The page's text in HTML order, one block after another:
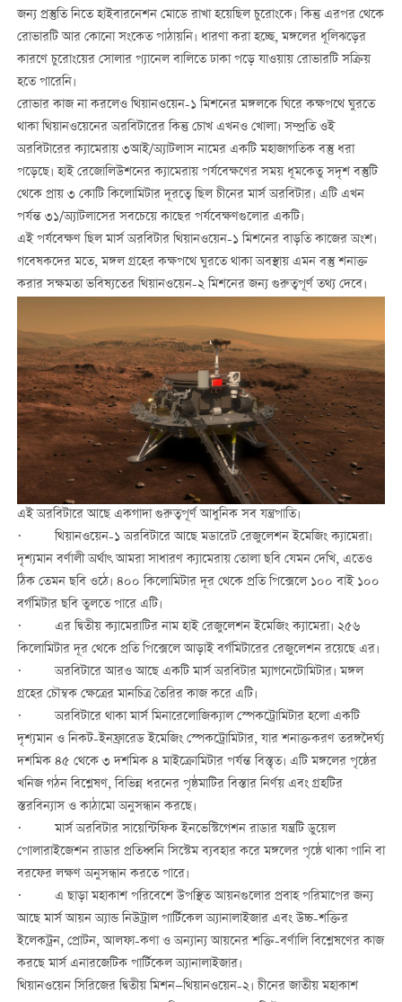
জন্য প্রস্তুতি নিতে হাইবারনেশন মোডে রাখা হয়েছিল চুরোংকে। কিন্তু এরপর থেকে
রোভারটি আর কোনো সংকেত পাঠায়নি। ধারণা করা হচ্ছে, মঙ্গলের ধূলিঝড়ের
কারণে চুরোংয়ের সোলার প্যানেল বালিতে ঢাকা পড়ে যাওয়ায় রোভারটি সক্রিয়
হতে পারেনি।
রোভার কাজ না করলেও থিয়ানওয়েন-১ মিশনের মঙ্গলকে ঘিরে কক্ষপথে ঘুরতে
থাকা থিয়ানওয়েনের অরবিটারের কিন্তু চোখ এখনও খোলা। সম্প্রতি ওই
অরবিটারের ক্যামেরায় ৩আই/অ্যাটলাস নামের একটি মহাজাগতিক বস্তু ধরা
পড়েছে। হাই রেজোলিউশনের ক্যামেরায় পর্যবেক্ষণের সময় ধূমকেতু সদৃশ বস্তুটি
থেকে প্রায় ৩ কোটি কিলোমিটার দূরত্বে ছিল চীনের মার্স অরবিটার। এটি এখন
পর্যন্ত ৩১/অ্যাটলাসের সবচেয়ে কাছের পর্যবেক্ষণগুলোর একটি।
এই পর্যবেক্ষণ ছিল মার্স অরবিটার থিয়ানওয়েন-১ মিশনের বাড়তি কাজের অংশ।
গবেষকদের মতে, মঙ্গল গ্রহের কক্ষপথে ঘুরতে থাকা অবস্থায় এমন বস্তু শনাক্ত
করার সক্ষমতা ভবিষ্যতের থিয়ানওয়েন-২ মিশনের জন্য গুরুত্বপূর্ণ তথ্য দেবে।
এই অরবিটারে আছে একগাদা গুরুত্বপূর্ণ আধুনিক সব যন্ত্রপাতি।
· থিয়ানওয়েন-১ অরবিটারে আছে মডারেট রেজুলেশন ইমেজিং ক্যামেরা।
দৃশ্যমান বর্ণালী অর্থাৎ আমরা সাধারণ ক্যামেরায় তোলা ছবি যেমন দেখি, এতেও
ঠিক তেমন ছবি ওঠে। ৪০০ কিলোমিটার দূর থেকে প্রতি পিক্সেলে ১০০ বাই ১০০
বর্গমিটার ছবি তুলতে পারে এটি।
· এর দ্বিতীয় ক্যামেরাটির নাম হাই রেজুলেশন ইমেজিং ক্যামেরা। ২৫৬
কিলোমিটার দূর থেকে প্রতি পিক্সেলে আড়াই বর্গমিটারের রেজুলেশন রয়েছে এর।
· অরবিটারে আরও আছে একটি মার্স অরবিটার ম্যাগনেটোমিটার। মঙ্গল
গ্রহের চৌম্বক ক্ষেত্রের মানচিত্র তৈরির কাজ করে এটি।
· অরবিটারে থাকা মার্স মিনারেলোজিক্যাল স্পেকট্রোমিটার হলো একটি
দৃশ্যমান ও নিকট-ইনফ্রারেড ইমেজিং স্পেকট্রোমিটার, যার শনাক্তকরণ তরঙ্গদৈর্ঘ্য
দশমিক ৪৫ থেকে ৩ দশমিক ৪ মাইক্রোমিটার পর্যন্ত বিস্তৃত। এটি মঙ্গলের পৃষ্ঠের
খনিজ গঠন বিশ্লেষণ, বিভিন্ন ধরনের পৃষ্ঠমাটির বিস্তার নির্ণয় এবং গ্রহটির
স্তরবিন্যাস ও কাঠামো অনুসন্ধান করছে।
· মার্স অরবিটার সায়েন্টিফিক ইনভেস্টিগেশন রাডার যন্ত্রটি ডুয়েল
পোলারাইজেশন রাডার প্রতিধ্বনি সিস্টেম ব্যবহার করে মঙ্গলের পৃষ্ঠে থাকা পানি বা
বরফের লক্ষণ অনুসন্ধান করতে পারে।
· এ ছাড়া মহাকাশ পরিবেশে উপস্থিত আয়নগুলোর প্রবাহ পরিমাপের জন্য
আছে মার্স আয়ন অ্যান্ড নিউট্রাল পার্টিকেল অ্যানালাইজার এবং উচ্চ-শক্তির
ইলেকট্রন, প্রোটন, আলফা-কণা ও অন্যান্য আয়নের শক্তি-বর্ণালি বিশ্লেষণের কাজ
করছে মার্স এনারজেটিক পার্টিকেল অ্যানালাইজার।
থিয়ানওয়েন সিরিজের দ্বিতীয় মিশন—থিয়ানওয়েন-২। চীনের জাতীয় মহাকাশ